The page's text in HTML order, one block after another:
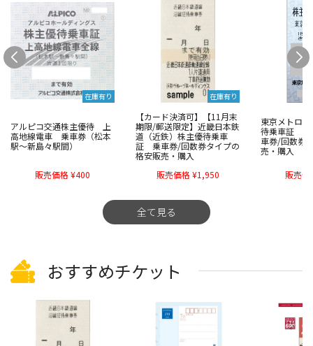
在庫有り
アルピコ交通株主優待 上
高地線電車 乗車券（松本
駅～新島々駅間）
販売価格 ¥400
在庫有り
【カード決済可】【11月末
期限/郵送限定】近畿日本鉄
道（近鉄）株主優待乗車
証 乗車券/回数券タイプの
格安販売・購入
販売価格 ¥1,950
東京メトロ
待乗車証
車券/回数券
売・購入
販売
全て見る
おすすめチケット